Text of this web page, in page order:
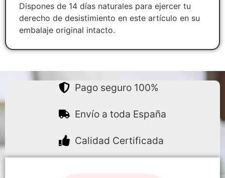
Dispones de 14 días naturales para ejercer tu
derecho de desistimiento en este artículo en su
embalaje original intacto.
Pago seguro 100%
Envío a toda España
Calidad Certificada